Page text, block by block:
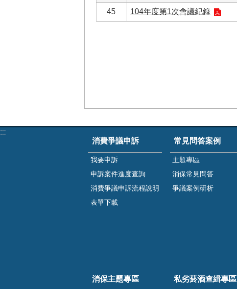
45 104年度第1次會議紀錄
:::
消費爭議申訴
我要申訴
申訴案件進度查詢
消費爭議申訴流程說明
表單下載
常見問答案例
主題專區
消保常見問答
爭議案例研析
消保主題專區 私劣菸酒查緝專區